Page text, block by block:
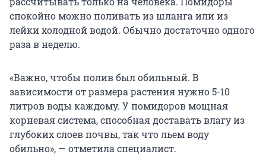
спокойно можно поливать из шланга или из
лейки холодной водой. Обычно достаточно одного
раза в неделю.
«Важно, чтобы полив был обильный. В
зависимости от размера растения нужно 5-10
литров воды каждому. У помидоров мощная
корневая система, способная доставать влагу из
глубоких слоев почвы, так что льем воду
обильно», — отметила специалист.